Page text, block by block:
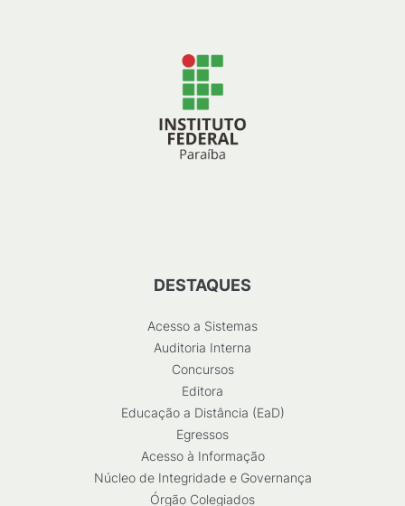
DESTAQUES
Acesso a Sistemas
Auditoria Interna
Concursos
Editora
Educação a Distância (EaD)
Egressos
Acesso à Informação
Núcleo de Integridade e Governança
Órgão Colegiados